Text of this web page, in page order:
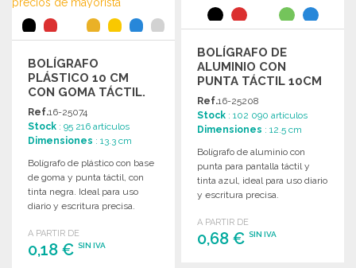
BOLÍGRAFO
PLÁSTICO 10 CM
CON GOMA TÁCTIL.
Ref.16-25074
Stock : 95 216 artículos
Dimensiones : 13.3 cm
Bolígrafo de plástico con base
de goma y punta táctil, con
tinta negra. Ideal para uso
diario y escritura precisa.
A PARTIR DE
0,18 € SIN IVA
BOLÍGRAFO DE
ALUMINIO CON
PUNTA TÁCTIL 10CM
A PRECIOS DE
MAYORISTA
Ref.16-25208
Stock : 102 090 artículos
Dimensiones : 12.5 cm
Bolígrafo de aluminio con
punta para pantalla táctil y
tinta azul, ideal para uso diario
y escritura precisa.
A PARTIR DE
0,68 €SIN IVA